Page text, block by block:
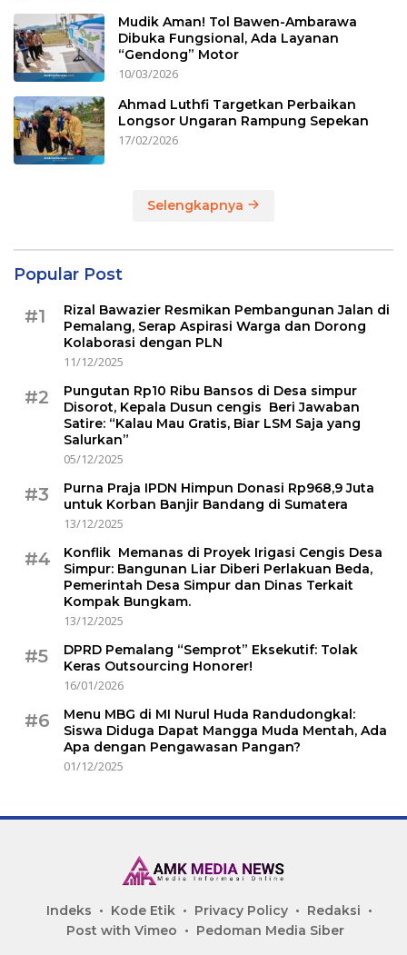
Mudik Aman! Tol Bawen-Ambarawa
Dibuka Fungsional, Ada Layanan
“Gendong” Motor
10/03/2026
Ahmad Luthfi Targetkan Perbaikan
Longsor Ungaran Rampung Sepekan
17/02/2026
Selengkapnya
Popular Post
#1
Rizal Bawazier Resmikan Pembangunan Jalan di
Pemalang, Serap Aspirasi Warga dan Dorong
Kolaborasi dengan PLN
11/12/2025
#2
Pungutan Rp10 Ribu Bansos di Desa simpur
Disorot, Kepala Dusun cengis Beri Jawaban
Satire: “Kalau Mau Gratis, Biar LSM Saja yang
Salurkan”
05/12/2025
#3
Purna Praja IPDN Himpun Donasi Rp968,9 Juta
untuk Korban Banjir Bandang di Sumatera
13/12/2025
#4
Konflik Memanas di Proyek Irigasi Cengis Desa
Simpur: Bangunan Liar Diberi Perlakuan Beda,
Pemerintah Desa Simpur dan Dinas Terkait
Kompak Bungkam.
13/12/2025
#5
DPRD Pemalang “Semprot” Eksekutif: Tolak
Keras Outsourcing Honorer!
16/01/2026
#6
Menu MBG di MI Nurul Huda Randudongkal:
Siswa Diduga Dapat Mangga Muda Mentah, Ada
Apa dengan Pengawasan Pangan?
01/12/2025
Indeks Kode Etik Privacy Policy
Redaksi
Post with Vimeo
Pedoman Media Siber